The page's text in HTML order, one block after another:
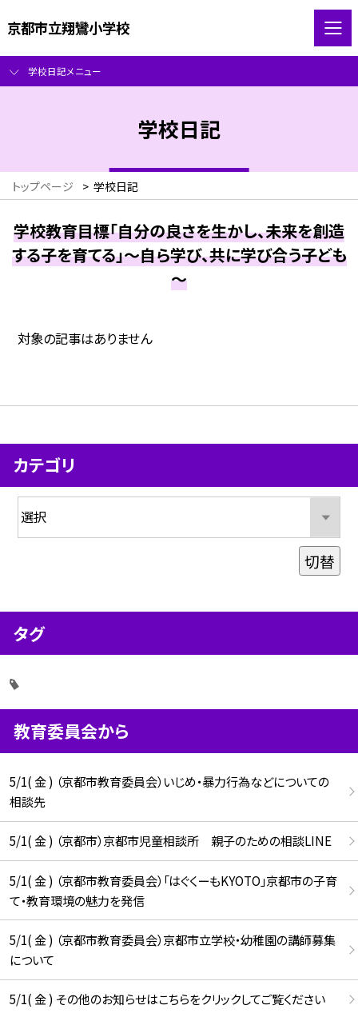
京都市立翔鸞小学校
学校日記メニュー
学校日記
トップページ > 学校日記
学校教育目標「自分の良さを生かし、未来を創造
する子を育てる」～自ら学び、共に学び合う子ども
～
対象の記事はありません
カテゴリ
切替
タグ
教育委員会から
5/1( 金 ) （京都市教育委員会）いじめ・暴力行為などについての
相談先
5/1( 金 ) （京都市）京都市児童相談所 親子のための相談LINE
5/1( 金 ) （京都市教育委員会）「はぐくーもKYOTO」京都市の子育
て・教育環境の魅力を発信
5/1( 金 ) （京都市教育委員会）京都市立学校・幼稚園の講師募集
について
5/1( 金 ) その他のお知らせはこちらをクリックしてご覧ください